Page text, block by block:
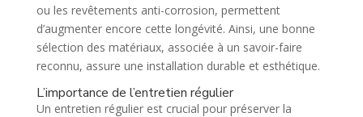
ou les revêtements anti-corrosion, permettent
d’augmenter encore cette longévité. Ainsi, une bonne
sélection des matériaux, associée à un savoir-faire
reconnu, assure une installation durable et esthétique.
L’importance de l’entretien régulier
Un entretien régulier est crucial pour préserver la